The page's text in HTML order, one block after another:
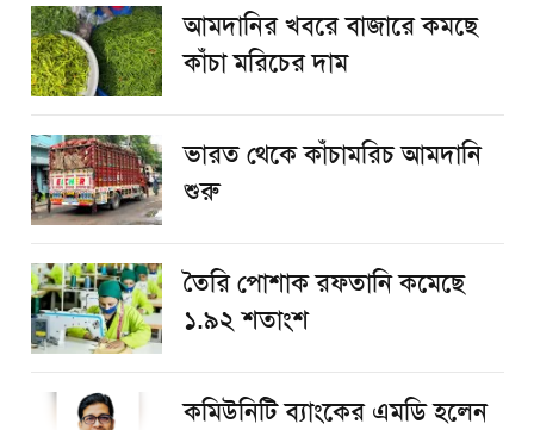
আমদানির খবরে বাজারে কমছে
কাঁচা মরিচের দাম
ভারত থেকে কাঁচামরিচ আমদানি
শুরু
তৈরি পোশাক রফতানি কমেছে
১.৯২ শতাংশ
কমিউনিটি ব্যাংকের এমডি হলেন